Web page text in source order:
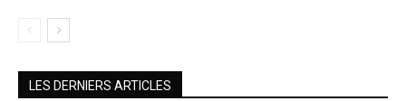
LES DERNIERS ARTICLES